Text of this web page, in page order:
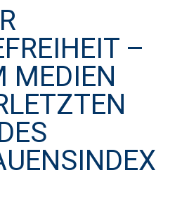
–
MEDIEN